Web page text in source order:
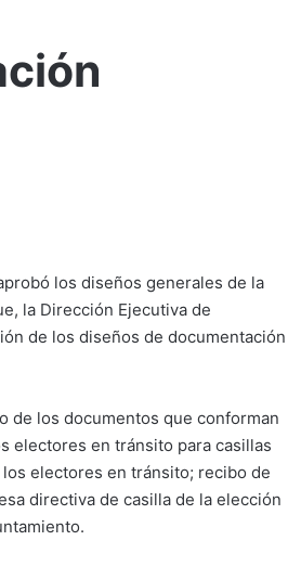
los diseños generales de la
la Dirección Ejecutiva de
de los diseños de documentación
de los documentos que conforman
electores en tránsito para casillas
electores en tránsito; recibo de
directiva de casilla de la elección